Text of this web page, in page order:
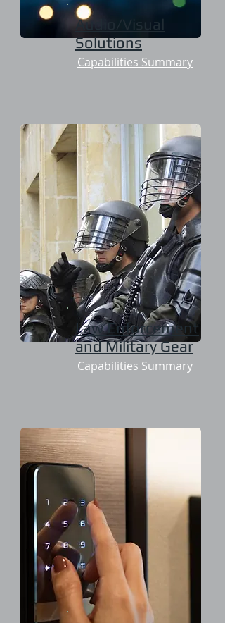
Audio/Visual
Solutions
Capabilities Summary
Law Enforcement
and Military Gear
Capabilities Summary